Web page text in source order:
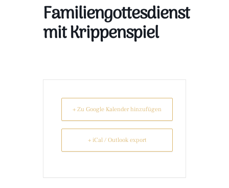
Familiengottesdienst
mit Krippenspiel
+ Zu Google Kalender hinzufügen
+ iCal / Outlook export